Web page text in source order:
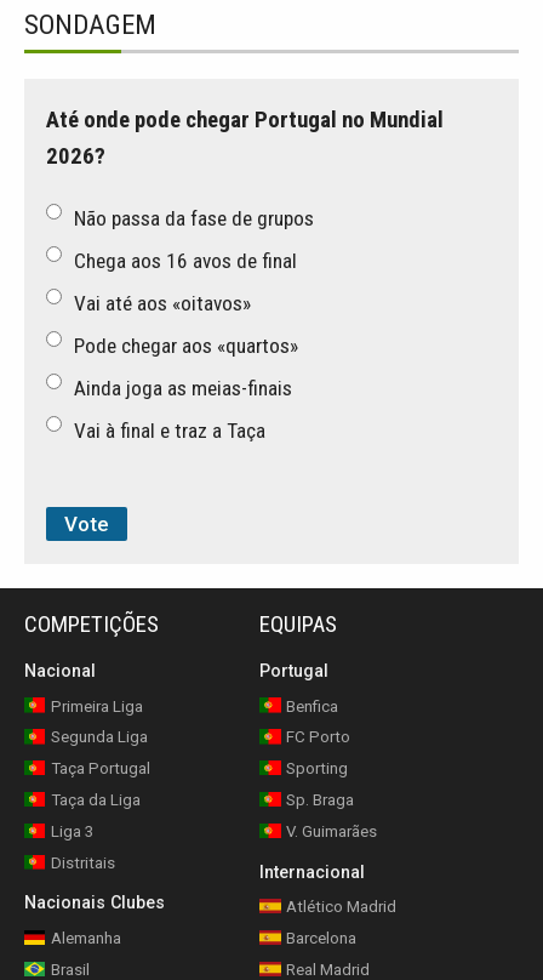
SONDAGEM
Até onde pode chegar Portugal no Mundial
2026?
Não passa da fase de grupos
Chega aos 16 avos de final
Vai até aos «oitavos»
Pode chegar aos «quartos»
Ainda joga as meias-finais
Vai à final e traz a Taça
COMPETIÇÕES
Nacional
Primeira Liga
Segunda Liga
Taça Portugal
Taça da Liga
Liga 3
Distritais
Nacionais Clubes
Alemanha
Brasil
EQUIPAS
Portugal
Benfica
FC Porto
Sporting
Sp. Braga
V. Guimarães
Internacional
Atlético Madrid
Barcelona
Real Madrid